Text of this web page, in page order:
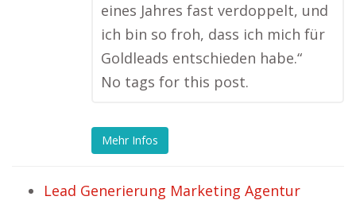
eines Jahres fast verdoppelt, und
ich bin so froh, dass ich mich für
Goldleads entschieden habe.“
No tags for this post.
Mehr Infos
Lead Generierung Marketing Agentur